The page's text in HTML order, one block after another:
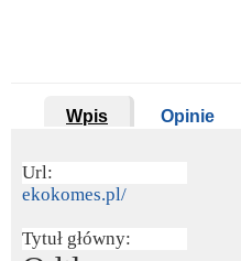
Wpis Opinie
Url:
ekokomes.pl/
Tytuł główny: